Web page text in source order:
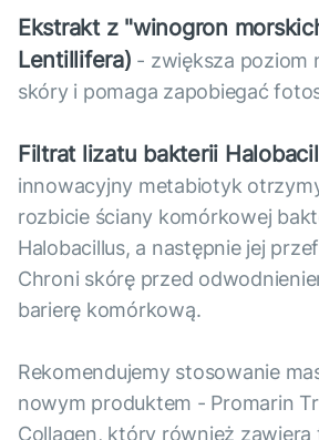
Ekstrakt z "winogron
Lentillifera) - zwiększa poziom
skóry i pomaga zapobiegać
Filtrat lizatu bakterii
innowacyjny metabiotyk
rozbicie ściany komórkowej
Halobacillus, a następnie jej
Chroni skórę przed
barierę komórkową.
Rekomendujemy stosowanie
nowym produktem - Promarin
Collagen, który również